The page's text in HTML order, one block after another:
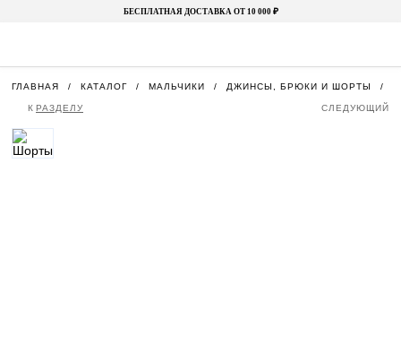
БЕСПЛАТНАЯ ДОСТАВКА ОТ 10 000 ₽
ГЛАВНАЯ КАТАЛОГ МАЛЬЧИКИ ДЖИНСЫ, БРЮКИ И ШОРТЫ
К РАЗДЕЛУ СЛЕДУЮЩИЙ